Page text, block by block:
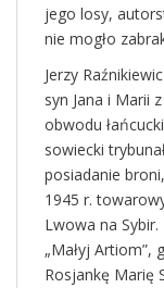
jego losy,
nie mogło
Jerzy
syn Jana i Marii
obwodu
sowiecki
posiadanie
1945 r.
Lwowa na
„Małyj Artiom”,
Rosjankę Marię